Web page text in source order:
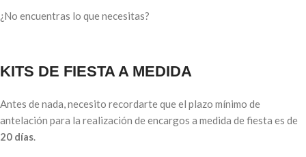
¿No encuentras lo que necesitas?
KITS DE FIESTA A MEDIDA
Antes de nada, necesito recordarte que el plazo mínimo de
antelación para la realización de encargos a medida de fiesta es de
20 días.